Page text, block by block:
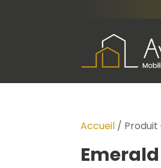
Accueil / Produit
Emerald